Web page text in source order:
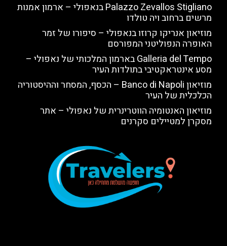
Palazzo Zevallos Stigliano בנאפולי – ארמון אמנות
מרשים ברחוב ויה טולדו
מוזיאון אנריקו קרוזו בנאפולי – סיפורו של זמר
האופרה הנפוליטני המפורסם
Galleria del Tempo בארמון המלכותי של נאפולי –
מסע אינטראקטיבי בתולדות העיר
מוזיאון Banco di Napoli – הכסף, המסחר וההיסטוריה
הכלכלית של העיר
מוזיאון האנטומיה הווטרינרית של נאפולי – אתר
מסקרן למטיילים סקרנים